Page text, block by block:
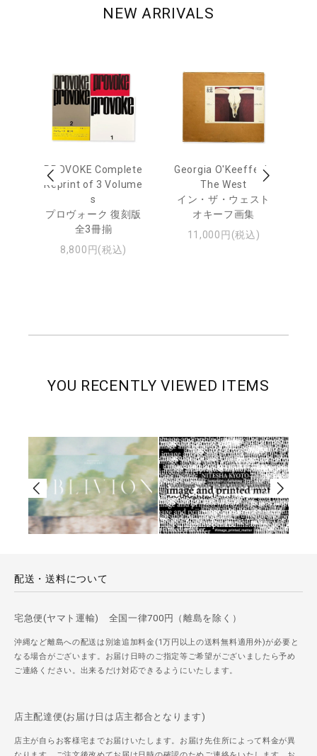
NEW ARRIVALS
PROVOKE Complete
Reprint of 3 Volume
s
プロヴォーク 復刻版
全3冊揃
8,800円(税込)
Georgia O'Keeffe: In
The West
イン・ザ・ウェスト
オキーフ画集
11,000円(税込)
YOU RECENTLY VIEWED ITEMS
配送・送料について
宅急便(ヤマト運輸) 全国一律700円（離島を除く）
沖縄など離島への配送は別途追加料金(1万円以上の送料無料適用外)が必要と
なる場合がございます。お届け日時のご指定等ご希望がございましたら予め
ご連絡ください。出来るだけ対応できるようにいたします。
店主配達便(お届け日は店主都合となります)
店主が自らお客様宅までお届けいたします。お届け先住所によって料金が異